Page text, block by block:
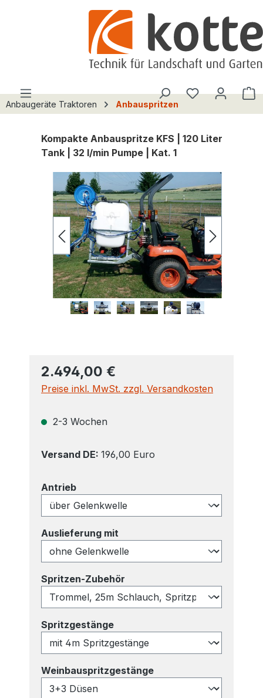
Du hast 0
Anbaugeräte Traktoren Anbauspritzen
Kompakte Anbauspritze KFS | 120 Liter
Tank | 32 l/min Pumpe | Kat. 1
Bildergalerie überspringen
2.494,00 €
Preise inkl. MwSt. zzgl. Versandkosten
2-3 Wochen
Versand DE: 196,00 Euro
Antriebauswählen
Auslieferung mit
Spritzen-Zubehör
Spritzgestängeauswählen
Weinbauspritzgestängeauswählen